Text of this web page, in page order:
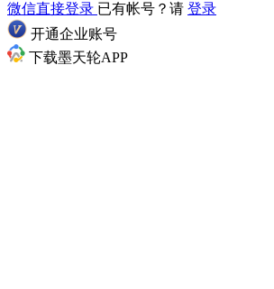
微信直接登录 已有帐号？请 登录
开通企业账号
下载墨天轮APP